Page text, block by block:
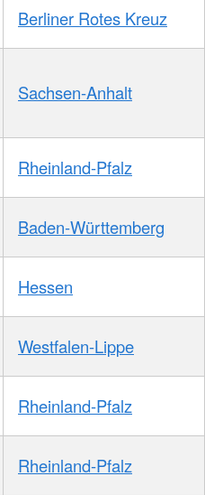
Berliner Rotes Kreuz
Sachsen-Anhalt
Rheinland-Pfalz
Baden-Württemberg
Hessen
Westfalen-Lippe
Rheinland-Pfalz
Rheinland-Pfalz